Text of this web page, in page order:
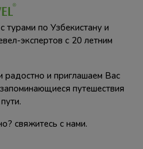
турами по Узбекистану и
экспертов с 20 летним
радостно и приглашаем Вас
путешествия
свяжитесь с нами.